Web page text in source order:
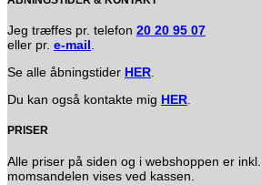
Jeg træffes pr. telefon 20 20 95 07
eller pr. e-mail
Se alle åbningstider HER
Du kan også kontakte mig HER
PRISER
Alle priser på siden og i webshoppen er
momsandelen vises ved kassen.